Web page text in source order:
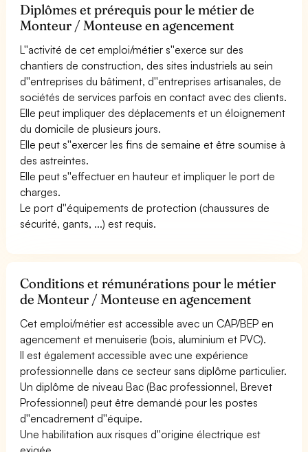
Diplômes et prérequis pour le métier de
Monteur / Monteuse en agencement
L''activité de cet emploi/métier s''exerce sur des
chantiers de construction, des sites industriels au sein
d''entreprises du bâtiment, d''entreprises artisanales, de
sociétés de services parfois en contact avec des clients.
Elle peut impliquer des déplacements et un éloignement
du domicile de plusieurs jours.
Elle peut s''exercer les fins de semaine et être soumise à
des astreintes.
Elle peut s''effectuer en hauteur et impliquer le port de
charges.
Le port d''équipements de protection (chaussures de
sécurité, gants, ...) est requis.
Conditions et rémunérations pour le métier
de Monteur / Monteuse en agencement
Cet emploi/métier est accessible avec un CAP/BEP en
agencement et menuiserie (bois, aluminium et PVC).
Il est également accessible avec une expérience
professionnelle dans ce secteur sans diplôme particulier.
Un diplôme de niveau Bac (Bac professionnel, Brevet
Professionnel) peut être demandé pour les postes
d''encadrement d''équipe.
Une habilitation aux risques d''origine électrique est